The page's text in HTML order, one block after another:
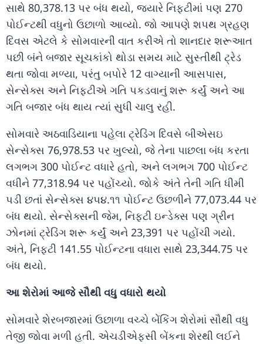
સાથે 80,378.13 પર બંધ થયો, જ્યારે નિફ્ટીમાં પણ 270
પોઈન્ટથી વધુનો ઉછાળો આવ્યો. જો આપણે શપથ ગ્રહણ
દિવસ એટલે કે સોમવારની વાત કરીએ તો શાનદાર શરૂઆત
પછી બંને બજાર સૂચકાંકો થોડા સમય માટે સુસ્તીથી ટ્રેડ
થતા જોવા મળ્યા, પરંતુ બપોરે 12 વાગ્યાની આસપાસ,
સેન્સેક્સ અને નિફ્ટીએ ગતિ પકડવાનું શરૂ કર્યું અને આ
ગતિ બજાર બંધ થાય ત્યાં સુધી ચાલુ રહી.
સોમવારે અઠવાડિયાના પહેલા ટ્રેડિંગ દિવસે બીએસઇ
સેન્સેક્સ 76,978.53 પર ખુલ્યો, જે તેના પાછલા બંધ કરતા
લગભગ 300 પોઈન્ટ વધારે હતો, અને લગભગ 700 પોઈન્ટ
વધીને 77,318.94 પર પહોંચ્યો. જોકે અંતે તેની ગતિ ધીમી
પડી છતાં સેન્સેક્સ ૪૫૪.૧૧ પોઈન્ટ ઉછળીને 77,073.44 પર
બંધ થયો. સેન્સેક્સની જેમ, નિફ્ટી ઇન્ડેક્સ પણ ગ્રીન
ઝોનમાં ટ્રેડિંગ શરૂ કર્યું અને 23,391 પર પહોંચી ગયો.
અંતે, નિફ્ટી 141.55 પોઈન્ટના વધારા સાથે 23,344.75 પર
બંધ થયો.
આ શેરોમાં આજે સૌથી વધુ વધારો થયો
સોમવારે શેરબજારમાં ઉછાળા વચ્ચે બેંકિંગ શેરોમાં સૌથી વધુ
તેજી જોવા મળી હતી. એચડીએફસી બેંકના શેરથી લઈને